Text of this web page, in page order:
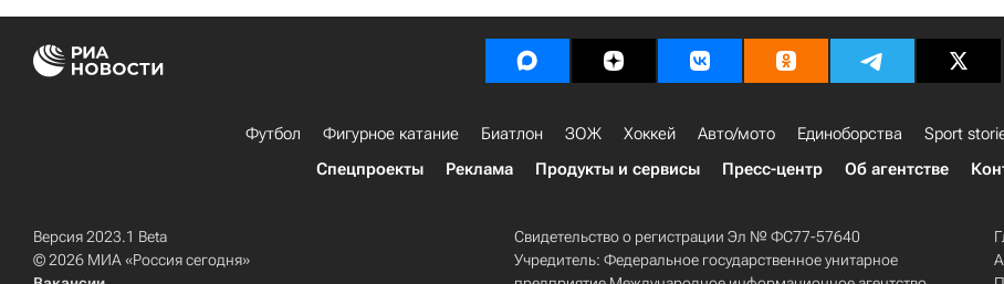
Футбол Фигурное катание Биатлон ЗОЖ Хоккей Авто/мото Единоборства Sport
Спецпроекты
Реклама Продукты и сервисы Пресс-центр Об агентстве
Версия 2023.1 Beta
© 2026 МИА «Россия сегодня»
Свидетельство о регистрации Эл № ФС77-57640
Учредитель: Федеральное государственное унитарное